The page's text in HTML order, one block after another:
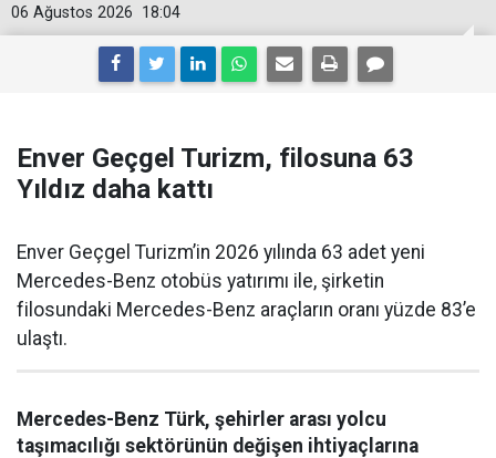
18:04
06 Ağustos 2026
Enver Geçgel Turizm, filosuna 63
Yıldız daha kattı
Enver Geçgel Turizm’in 2026 yılında 63 adet yeni
Mercedes-Benz otobüs yatırımı ile, şirketin
filosundaki Mercedes-Benz araçların oranı yüzde 83’e
ulaştı.
Mercedes-Benz Türk, şehirler arası yolcu
taşımacılığı sektörünün değişen ihtiyaçlarına